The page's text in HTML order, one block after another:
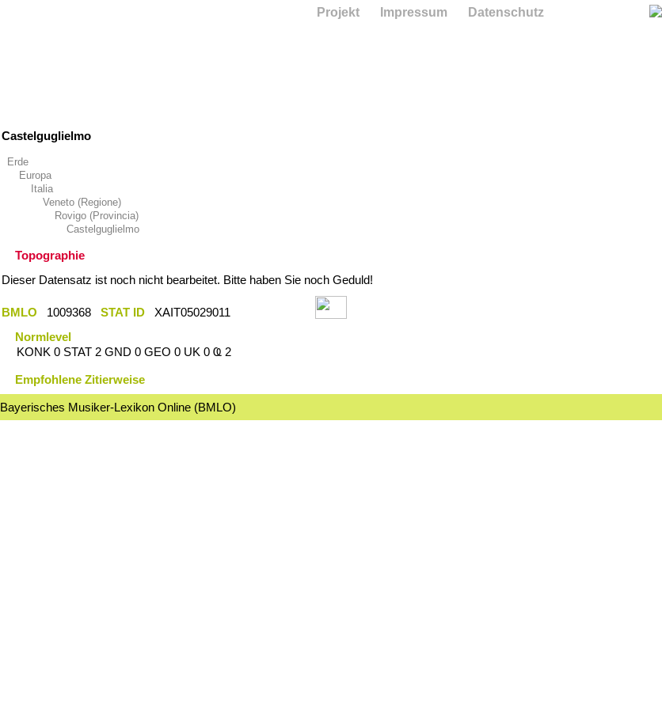
Castelguglielmo
Erde
Europa
Italia
Veneto (Regione)
Rovigo (Provincia)
Castelguglielmo
Topographie
Dieser Datensatz ist noch nicht bearbeitet. Bitte haben Sie noch Geduld!
BMLO 1009368 STAT ID
XAIT05029011
Normlevel
KONK 0 STAT 2 GND 0 GEO 0 UK 0 Ҩ 2
Empfohlene Zitierweise
Bayerisches Musiker-Lexikon Online (BMLO)
Projekt Impressum Datenschutz